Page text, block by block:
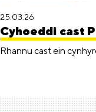
25.03.26
Cyhoeddi cast
Rhannu cast ein